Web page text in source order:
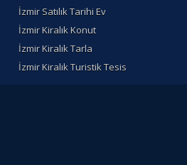
İzmir Satılık Tarihi Ev
İzmir Kiralık Konut
İzmir Kiralık Tarla
İzmir Kiralık Turistik Tesis